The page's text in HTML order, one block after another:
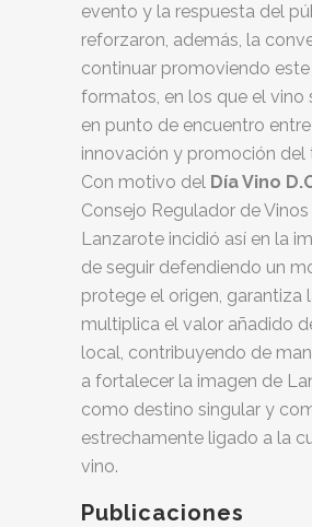
evento y la respuesta del
reforzaron, además, la
continuar promoviendo
formatos, en los que el vino
en punto de encuentro
innovación y promoción del
Con motivo del Día Vino
Consejo Regulador de
Lanzarote incidió así en la
de seguir defendiendo un
protege el origen, garantiza
multiplica el valor añadido
local, contribuyendo de
a fortalecer la imagen de
como destino singular y
estrechamente ligado a la
vino.
Publicaciones